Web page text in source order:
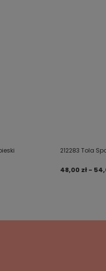
212283 Tola
48,00 zł -